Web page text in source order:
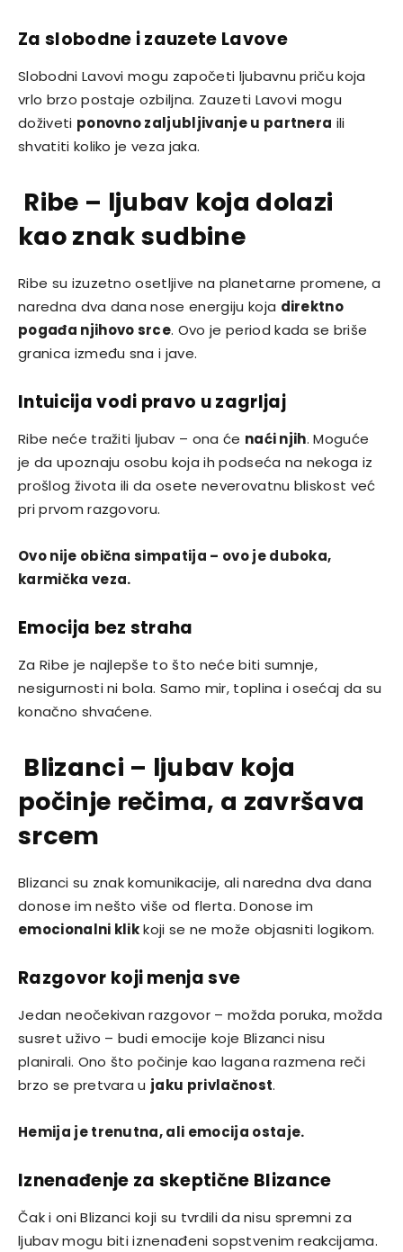
Za slobodne i zauzete Lavove
Slobodni Lavovi mogu započeti ljubavnu priču koja
vrlo brzo postaje ozbiljna. Zauzeti Lavovi mogu
doživeti ponovno zaljubljivanje u partnera ili
shvatiti koliko je veza jaka.
Ribe – ljubav koja dolazi
kao znak sudbine
Ribe su izuzetno osetljive na planetarne promene, a
naredna dva dana nose energiju koja direktno
pogađa njihovo srce. Ovo je period kada se briše
granica između sna i jave.
Intuicija vodi pravo u zagrljaj
Ribe neće tražiti ljubav – ona će naći njih. Moguće
je da upoznaju osobu koja ih podseća na nekoga iz
prošlog života ili da osete neverovatnu bliskost već
pri prvom razgovoru.
Ovo nije obična simpatija – ovo je duboka,
karmička veza.
Emocija bez straha
Za Ribe je najlepše to što neće biti sumnje,
nesigurnosti ni bola. Samo mir, toplina i osećaj da su
konačno shvaćene.
Blizanci – ljubav koja
počinje rečima, a završava
srcem
Blizanci su znak komunikacije, ali naredna dva dana
donose im nešto više od flerta. Donose im
emocionalni klikkoji se ne može objasniti logikom.
Razgovor koji menja sve
Jedan neočekivan razgovor – možda poruka, možda
susret uživo – budi emocije koje Blizanci nisu
planirali. Ono što počinje kao lagana razmena reči
brzo se pretvara u jaku privlačnost.
Hemija je trenutna, ali emocija ostaje.
Iznenađenje za skeptične Blizance
Čak i oni Blizanci koji su tvrdili da nisu spremni za
ljubav mogu biti iznenađeni sopstvenim reakcijama.